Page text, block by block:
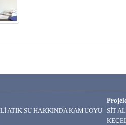
ATIK SU HAKKINDA KAMUOYU SİT